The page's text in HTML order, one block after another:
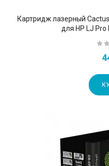
Картридж лазерный
для HP LJ